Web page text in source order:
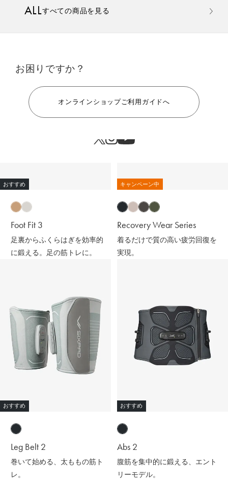
MULTI EMS
ALLすべての商品を見る
お困りですか？
オンラインショップご利用ガイドへ
手軽に、パワフルに、進化。
おすすめ
Foot Fit 3
足裏からふくらはぎを効率的
に鍛える。足の筋トレに。
キャンペーン中
Recovery Wear Series
着るだけで質の高い疲労回復を
実現。
おすすめ
Leg Belt 2
巻いて始める、太ももの筋ト
レ。
おすすめ
Abs 2
腹筋を集中的に鍛える、エント
リーモデル。